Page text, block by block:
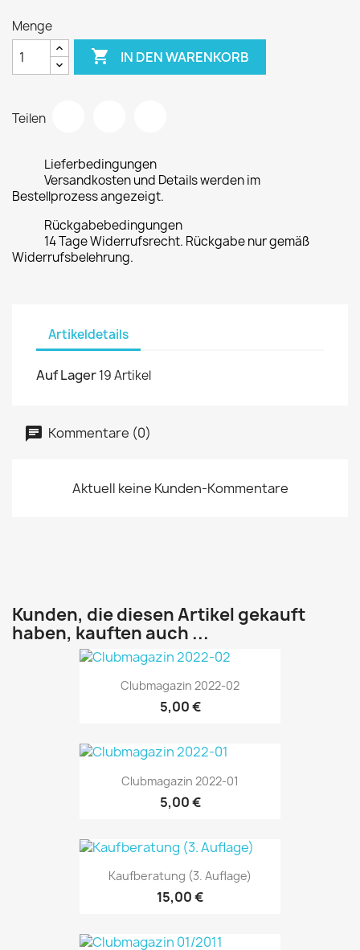
Menge
 IN DEN WARENKORB
Teilen
Lieferbedingungen
Versandkosten und Details werden im
Bestellprozess angezeigt.
Rückgabebedingungen
14 Tage Widerrufsrecht. Rückgabe nur gemäß
Widerrufsbelehrung.
Artikeldetails
Auf Lager19 Artikel
Kommentare (0)
Aktuell keine Kunden-Kommentare
Kunden, die diesen Artikel gekauft
haben, kauften auch ...
Clubmagazin 2022-02
5,00 €
Clubmagazin 2022-01
5,00 €
Kaufberatung (3. Auflage)
15,00 €